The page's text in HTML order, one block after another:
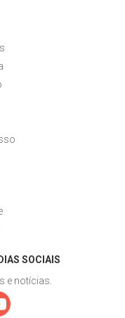
SOCIAIS
e notícias.